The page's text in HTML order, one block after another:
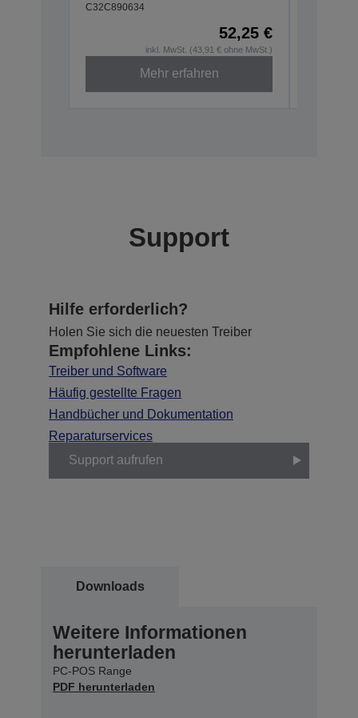
C32C890634
52,25 €
inkl. MwSt. (43,91 € ohne MwSt.)
Mehr erfahren
Support
Hilfe erforderlich?
Holen Sie sich die neuesten Treiber
Empfohlene Links:
Treiber und Software
Häufig gestellte Fragen
Handbücher und Dokumentation
Reparaturservices
Support aufrufen
Downloads
Weitere Informationen
herunterladen
PC-POS Range
PDF herunterladen